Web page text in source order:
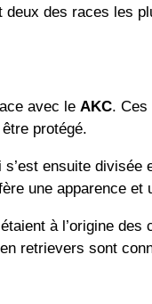
des races les
avec le AKC. Ces
protégé.
ensuite
une apparence et
à l’origine
retrievers sont